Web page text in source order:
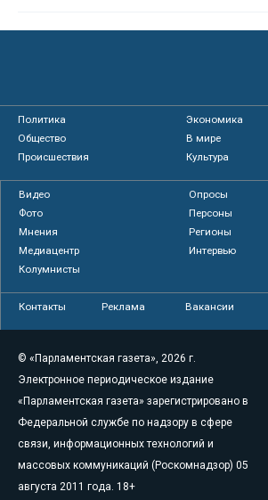
Политика
Экономика
Общество
В мире
Происшествия
Культура
Видео
Опросы
Фото
Персоны
Мнения
Регионы
Медиацентр
Интервью
Колумнисты
Контакты Реклама Вакансии
© «Парламентская газета», 2026 г.
Электронное периодическое издание
«Парламентская газета» зарегистрировано в
Федеральной службе по надзору в сфере
связи, информационных технологий и
массовых коммуникаций (Роскомнадзор) 05
августа 2011 года. 18+